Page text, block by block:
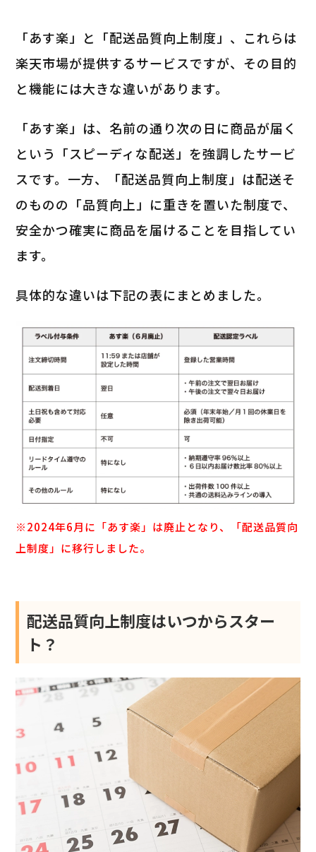
「あす楽」と「配送品質向上制度」、これらは
楽天市場が提供するサービスですが、その目的
と機能には大きな違いがあります。
「あす楽」は、名前の通り次の日に商品が届く
という「スピーディな配送」を強調したサービ
スです。一方、「配送品質向上制度」は配送そ
のものの「品質向上」に重きを置いた制度で、
安全かつ確実に商品を届けることを目指してい
ます。
具体的な違いは下記の表にまとめました。
※2024年6月に「あす楽」は廃止となり、「配送品質向
上制度」に移行しました。
配送品質向上制度はいつからスター
ト？